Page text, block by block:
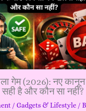
गेम (2026): नए
है और कौन सा नहीं?
/ Gadgets & Lifestyle/